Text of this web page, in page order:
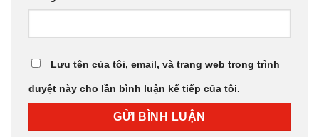
Lưu tên của tôi, email, và trang web trong trình
duyệt này cho lần bình luận kế tiếp của tôi.